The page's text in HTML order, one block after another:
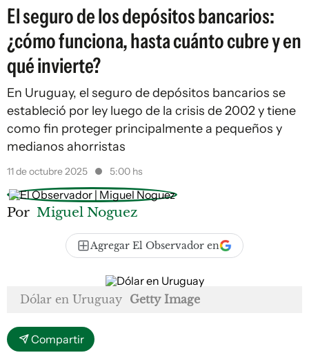
El seguro de los depósitos bancarios:
¿cómo funciona, hasta cuánto cubre y en
qué invierte?
En Uruguay, el seguro de depósitos bancarios se
estableció por ley luego de la crisis de 2002 y tiene
como fin proteger principalmente a pequeños y
medianos ahorristas
11 de octubre 2025 5:00 hs
Por Miguel Noguez
Agregar El Observador en
Dólar en Uruguay Getty Image
Compartir